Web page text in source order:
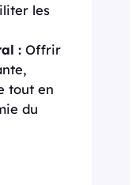
les
: Offrir
tout en
du